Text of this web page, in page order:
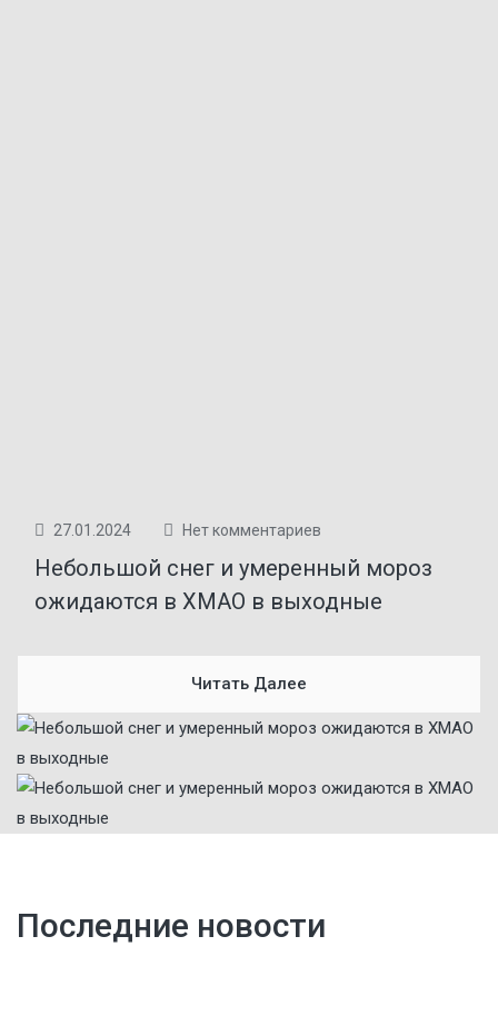
27.01.2024 Нет комментариев
​Небольшой снег и умеренный мороз
ожидаются в ХМАО в выходные
Читать Далее
Последние новости